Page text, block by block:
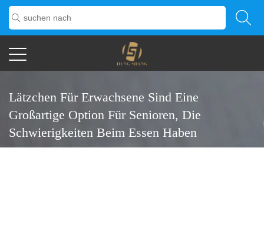
Lätzchen Für Erwachsene Sind Eine
Großartige Option Für Senioren, Die
Schwierigkeiten Beim Essen Haben